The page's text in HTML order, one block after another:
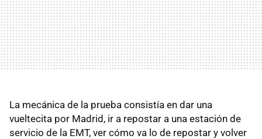
La mecánica de la prueba consistía en dar una
vueltecita por Madrid, ir a repostar a una estación de
servicio de la EMT, ver cómo va lo de repostar y volver